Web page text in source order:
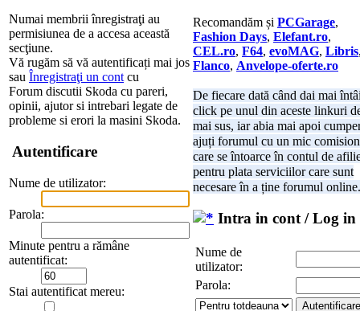
Numai membrii înregistraţi au
permisiunea de a accesa această
secţiune.
Vă rugăm să vă autentificați mai jos
sau Înregistraţi un cont cu
Forum discutii Skoda cu pareri,
opinii, ajutor si intrebari legate de
probleme si erori la masini Skoda.
Autentificare
Nume de utilizator:
Parola:
Minute pentru a rămâne
autentificat:
Stai autentificat mereu:
Recomandăm și PCGarage,
Fashion Days, Elefant.ro,
CEL.ro, F64, evoMAG, Libris
Flanco, Anvelope-oferte.ro
De fiecare dată când dai mai
click pe unul din aceste linkuri
mai sus, iar abia mai apoi
ajuți forumul cu un mic comision
care se întoarce în contul de
pentru plata serviciilor care sunt
necesare în a ține forumul online.
Intra in cont / Log in
Nume de
utilizator:
Parola: